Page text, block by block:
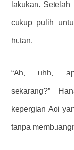
lakukan.
cukup pulih
hutan.
“Ah, uhh,
sekarang?”
kepergian Aoi
tanpa